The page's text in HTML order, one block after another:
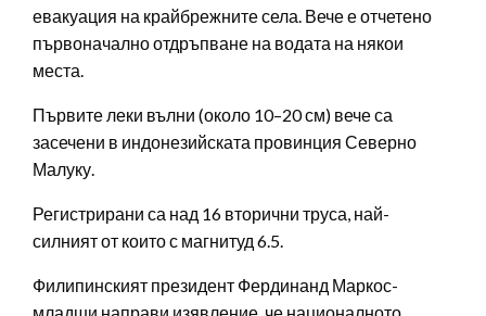
евакуация на крайбрежните села. Вече е отчетено
първоначално отдръпване на водата на някои
места.
Първите леки вълни (около 10–20 см) вече са
засечени в индонезийската провинция Северно
Малуку.
Регистрирани са над 16 вторични труса, най-
силният от които с магнитуд 6.5.
Филипинският президент Фердинанд Маркос-